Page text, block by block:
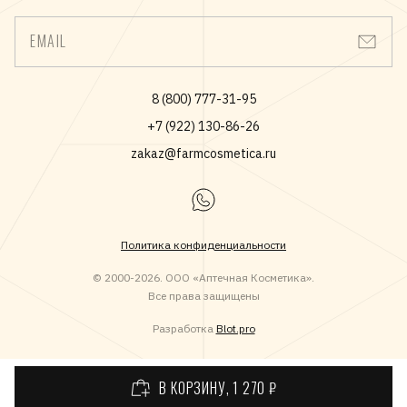
В КОРЗИНУ, 1 270 ₽
EMAIL
8 (800) 777-31-95
+7 (922) 130-86-26
zakaz@farmcosmetica.ru
Политика конфиденциальности
© 2000-2026. ООО «Аптечная Косметика».
Все права защищены
Разработка Blot.pro